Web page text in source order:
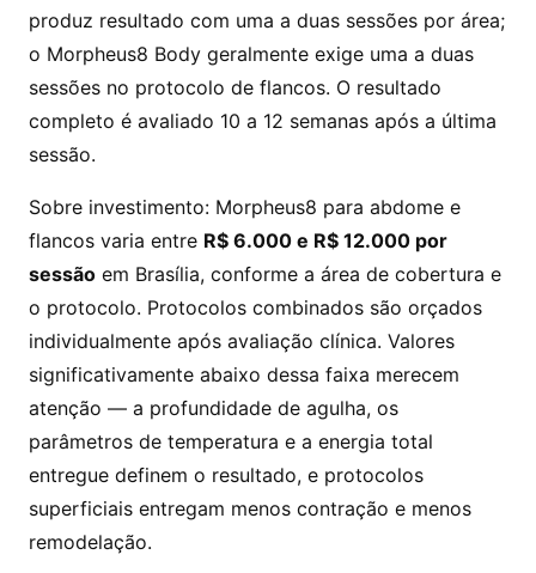
produz resultado com uma a duas sessões por área;
o Morpheus8 Body geralmente exige uma a duas
sessões no protocolo de flancos. O resultado
completo é avaliado 10 a 12 semanas após a última
sessão.
Sobre investimento: Morpheus8 para abdome e
flancos varia entre R$ 6.000 e R$ 12.000 por
sessão em Brasília, conforme a área de cobertura e
o protocolo. Protocolos combinados são orçados
individualmente após avaliação clínica. Valores
significativamente abaixo dessa faixa merecem
atenção — a profundidade de agulha, os
parâmetros de temperatura e a energia total
entregue definem o resultado, e protocolos
superficiais entregam menos contração e menos
remodelação.